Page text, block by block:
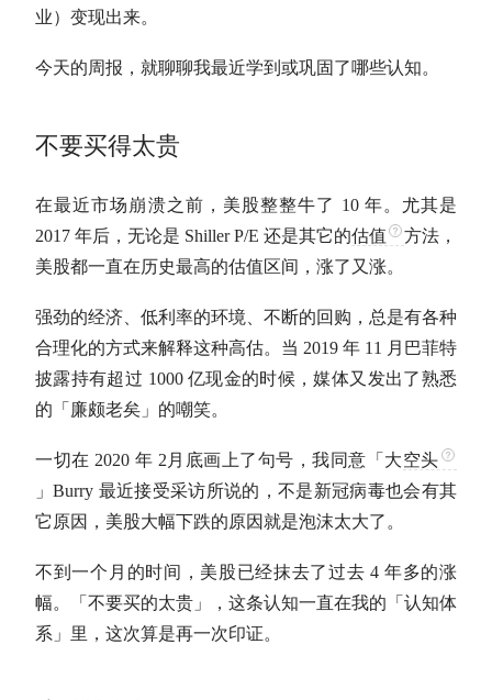
业）变现出来。
今天的周报，就聊聊我最近学到或巩固了哪些认知。
不要买得太贵
在最近市场崩溃之前，美股整整牛了 10 年。尤其是
2017 年后，无论是 Shiller P/E 还是其它的估值
方法，
美股都一直在历史最高的估值区间，涨了又涨。
强劲的经济、低利率的环境、不断的回购，总是有各种
合理化的方式来解释这种高估。当 2019 年 11 月巴菲特
披露持有超过 1000 亿现金的时候，媒体又发出了熟悉
的「廉颇老矣」的嘲笑。
一切在 2020 年 2月底画上了句号，我同意「大空头
」Burry 最近接受采访所说的，不是新冠病毒也会有其
它原因，美股大幅下跌的原因就是泡沫太大了。
不到一个月 的时间，美股已经抹去了过去4 年多的涨
幅。「不要买的太贵」，这条认知一直在我的「认知体
系」里，这次算是再一次印证。